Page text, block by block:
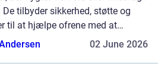
De tilbyder sikkerhed, støtte og
til at hjælpe ofrene med at
deres liv. Hvis du eller en du
02 June 2026